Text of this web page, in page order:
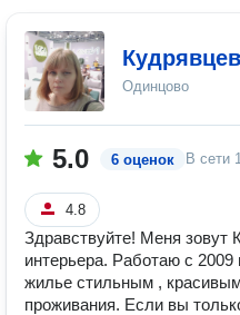
Одинцово
5.0 6 оценок В сети
4.8
Здравствуйте! Меня зовут
интерьера. Работаю с
жилье стильным ,
проживания. Если вы